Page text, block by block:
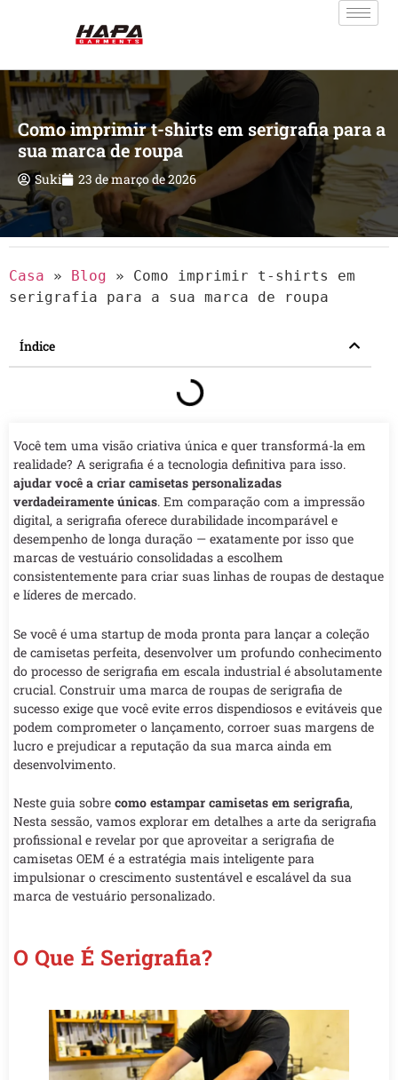
Como imprimir t-shirts em serigrafia para a
sua marca de roupa
Suki 23 de março de 2026
Casa » Blog » Como imprimir t-shirts em
serigrafia para a sua marca de roupa
Índice
Você tem uma visão criativa única e quer transformá-la em
realidade? A serigrafia é a tecnologia definitiva para isso.
ajudar você a criar camisetas personalizadas
verdadeiramente únicas. Em comparação com a impressão
digital, a serigrafia oferece durabilidade incomparável e
desempenho de longa duração — exatamente por isso que
marcas de vestuário consolidadas a escolhem
consistentemente para criar suas linhas de roupas de destaque
e líderes de mercado.
Se você é uma startup de moda pronta para lançar a coleção
de camisetas perfeita, desenvolver um profundo conhecimento
do processo de serigrafia em escala industrial é absolutamente
crucial. Construir uma marca de roupas de serigrafia de
sucesso exige que você evite erros dispendiosos e evitáveis que
podem comprometer o lançamento, corroer suas margens de
lucro e prejudicar a reputação da sua marca ainda em
desenvolvimento.
Neste guia sobre como estampar camisetas em serigrafia,
Nesta sessão, vamos explorar em detalhes a arte da serigrafia
profissional e revelar por que aproveitar a serigrafia de
camisetas OEM é a estratégia mais inteligente para
impulsionar o crescimento sustentável e escalável da sua
marca de vestuário personalizado.
O Que É Serigrafia?